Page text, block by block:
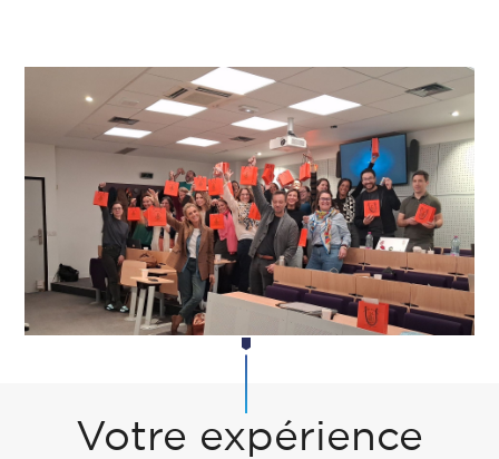
Votre expérience